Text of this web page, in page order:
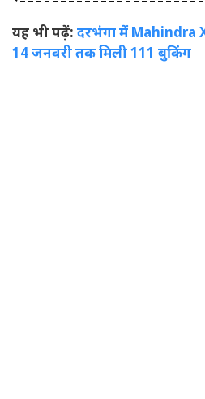
यह भी पढ़ें: दरभंगा में Mahindra
14 जनवरी तक मिली 111 बुकिंग